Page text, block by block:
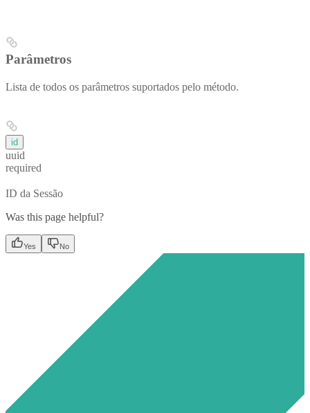
Parâmetros
Lista de todos os parâmetros suportados pelo método.
id
uuid
required
ID da Sessão
Was this page helpful?
Yes No